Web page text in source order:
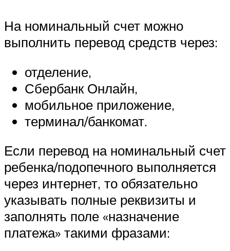
На номинальный счет можно
выполнить перевод средств через:
отделение,
Сбербанк Онлайн,
мобильное приложение,
терминал/банкомат.
Если перевод на номинальный счет
ребенка/подопечного выполняется
через интернет, то обязательно
указывать полные реквизиты и
заполнять поле «назначение
платежа» такими фразами: